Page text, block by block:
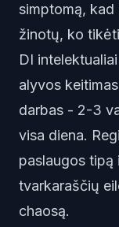
simptomą, kad
žinotų, ko
DI
alyvos
darbas - 2-3
visa diena.
paslaugos tipą
tvarkaraščių
chaosą.